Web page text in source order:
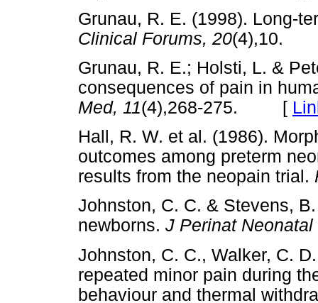
Grunau, R. E. (1998). Long-
Clinical Forums, 20
Grunau, R. E.; Holsti, L. &
consequences of pain in
Med, 11(4),268-275. [
Hall, R. W. et al. (1986).
outcomes among preterm
results from the neopain trial.
Johnston, C. C. & Stevens,
newborns. J Perinat Neonatal
Johnston, C. C., Walker, C.
repeated minor pain during
behaviour and thermal